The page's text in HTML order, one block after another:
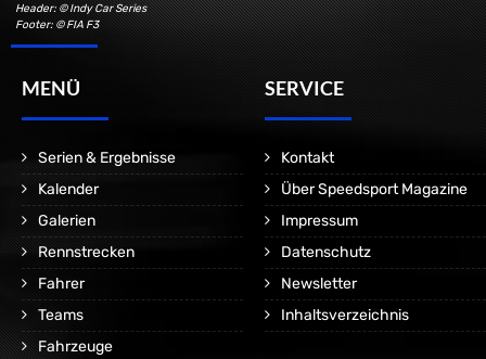
Header: © Indy Car Series
Footer: © FIA F3
MENÜ
Serien & Ergebnisse
Kalender
Galerien
Rennstrecken
Fahrer
Teams
Fahrzeuge
SERVICE
Kontakt
Über Speedsport Magazine
Impressum
Datenschutz
Newsletter
Inhaltsverzeichnis